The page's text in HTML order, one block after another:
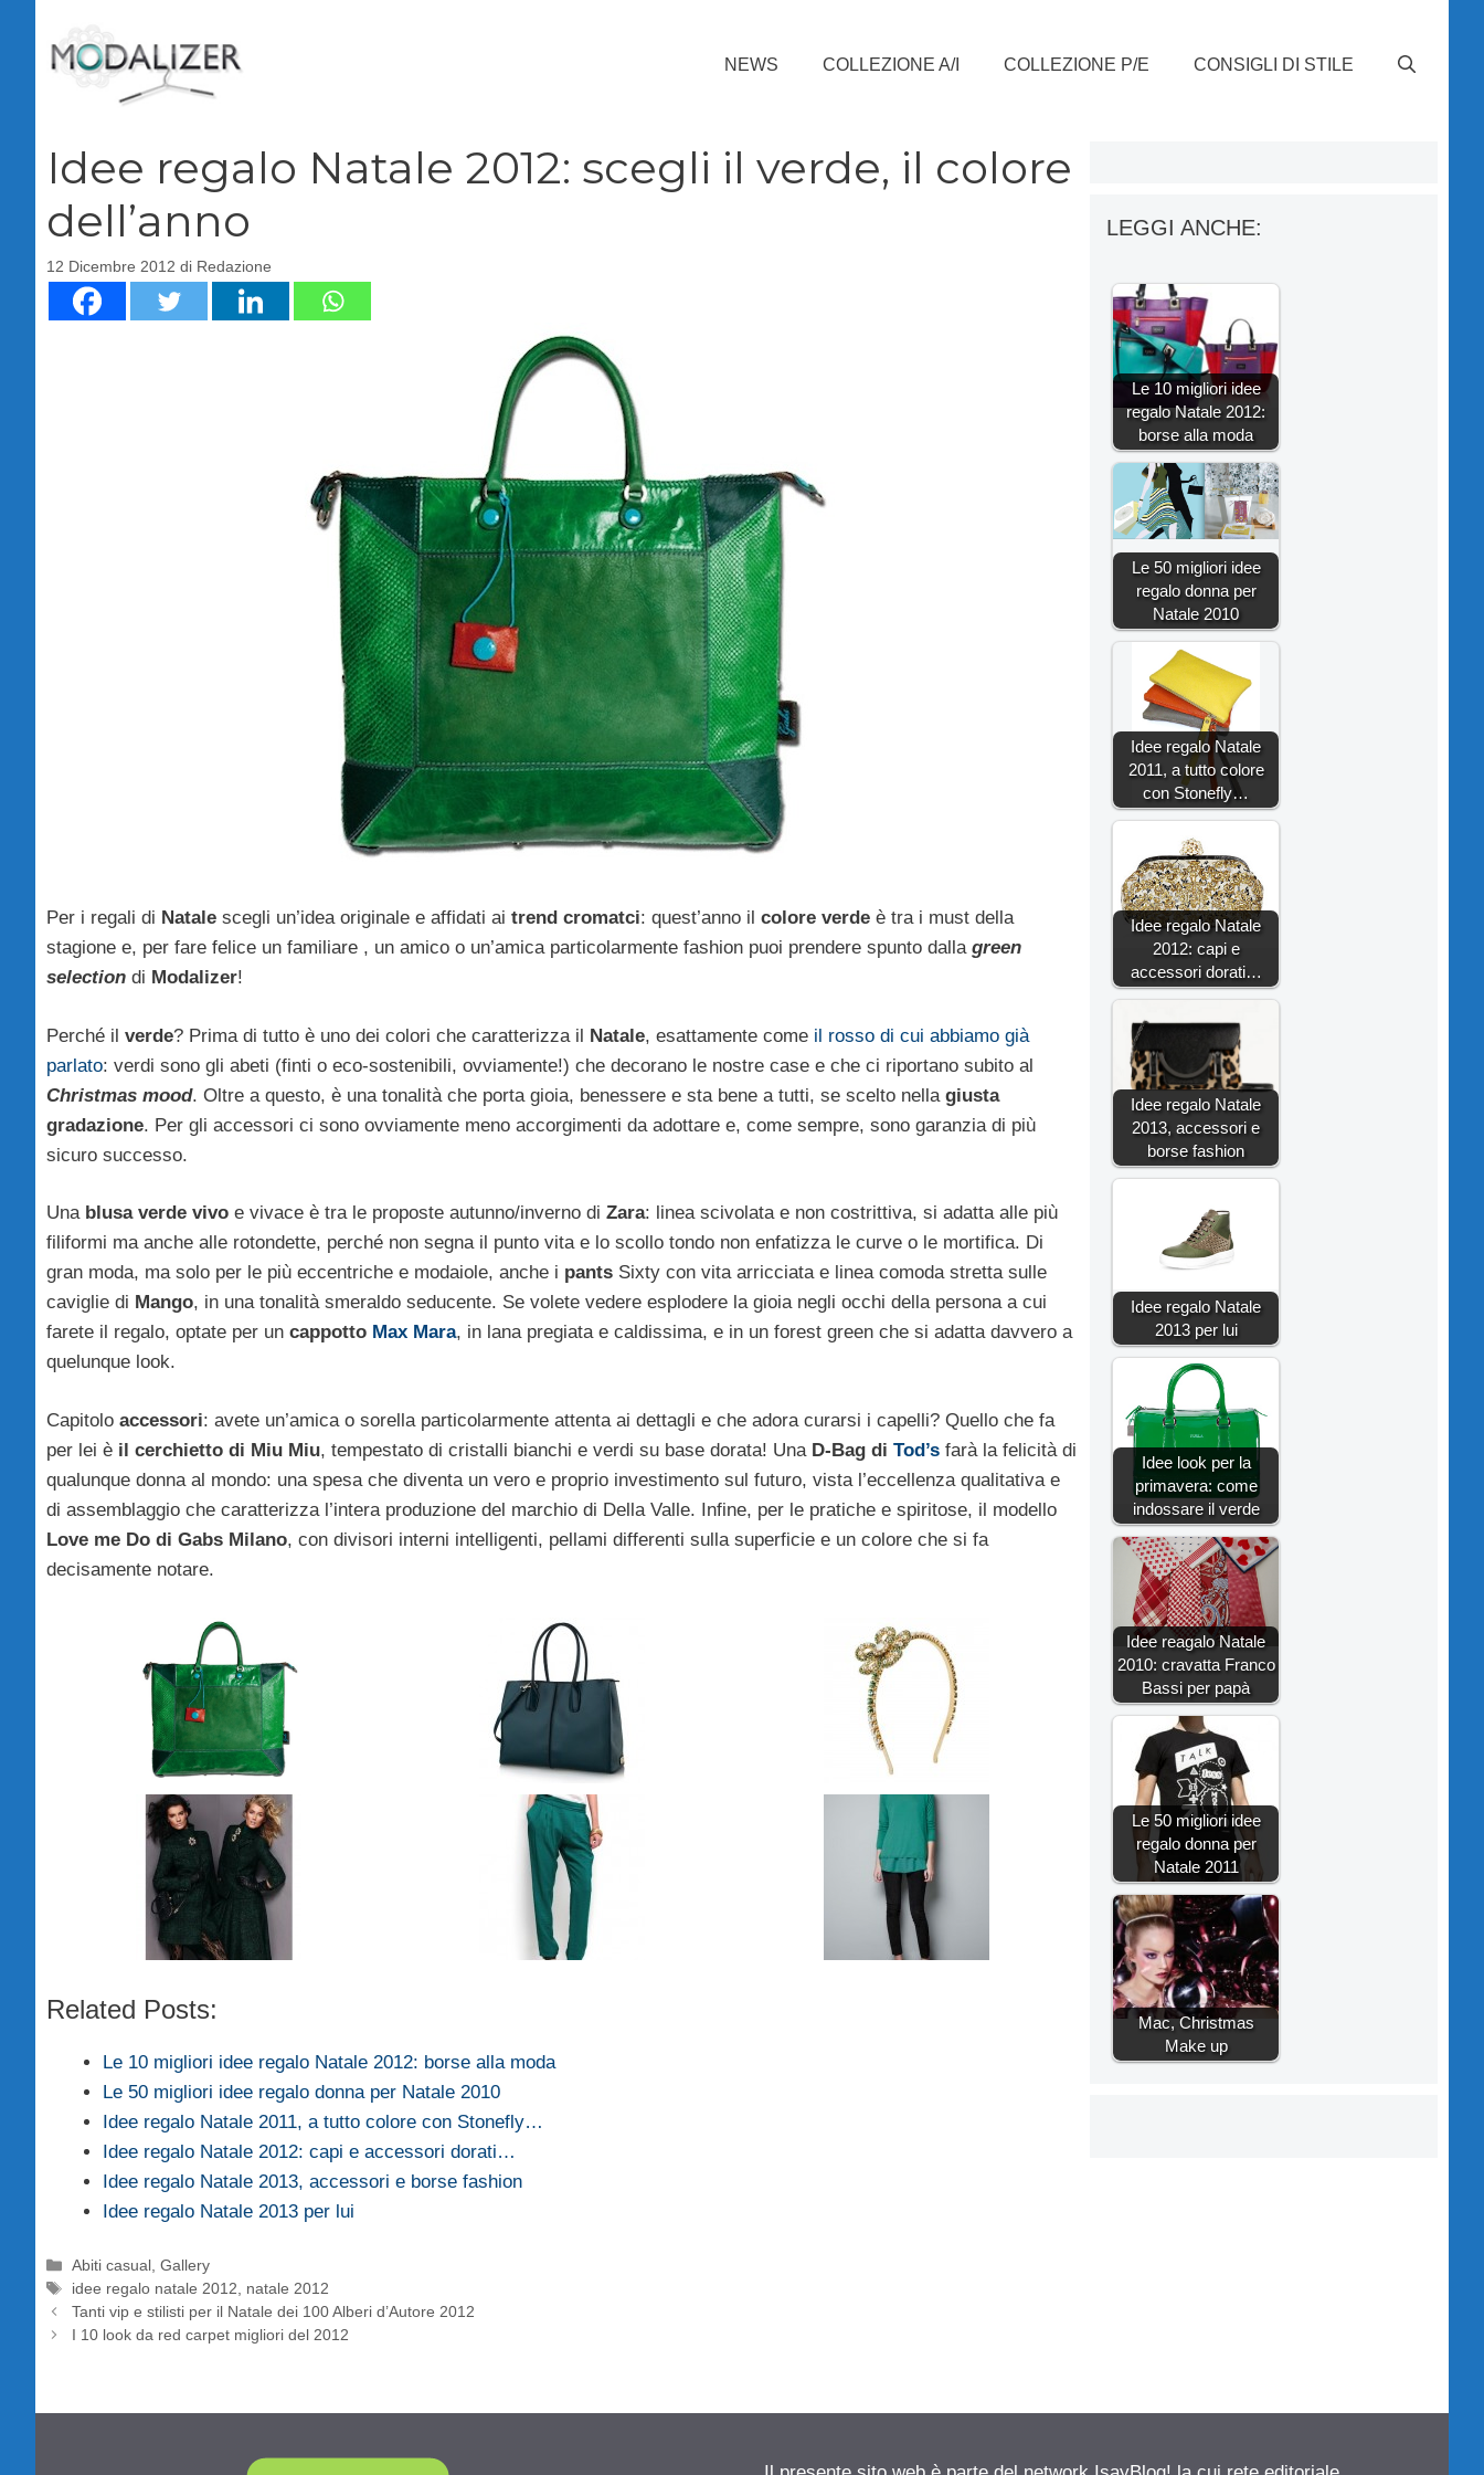
contenuto
NEWS COLLEZIONE A/I COLLEZIONE P/E CONSIGLI DI STILE
Idee regalo Natale 2012: scegli il verde, il colore
dell’anno
12 Dicembre 2012 di Redazione
Per i regali di Natale scegli un’idea originale e affidati ai trend cromatci: quest’anno il colore verde è tra i must della
stagione e, per fare felice un familiare , un amico o un’amica particolarmente fashion puoi prendere spunto dalla green
selection di Modalizer!
Perché il verde? Prima di tutto è uno dei colori che caratterizza il Natale, esattamente come il rosso di cui abbiamo già
parlato: verdi sono gli abeti (finti o eco-sostenibili, ovviamente!) che decorano le nostre case e che ci riportano subito al
Christmas mood. Oltre a questo, è una tonalità che porta gioia, benessere e sta bene a tutti, se scelto nella giusta
gradazione. Per gli accessori ci sono ovviamente meno accorgimenti da adottare e, come sempre, sono garanzia di più
sicuro successo.
Una blusa verde vivo e vivace è tra le proposte autunno/inverno di Zara: linea scivolata e non costrittiva, si adatta alle più
filiformi ma anche alle rotondette, perché non segna il punto vita e lo scollo tondo non enfatizza le curve o le mortifica. Di
gran moda, ma solo per le più eccentriche e modaiole, anche i pants Sixty con vita arricciata e linea comoda stretta sulle
caviglie di Mango, in una tonalità smeraldo seducente. Se volete vedere esplodere la gioia negli occhi della persona a cui
farete il regalo, optate per un cappotto Max Mara, in lana pregiata e caldissima, e in un forest green che si adatta davvero a
quelunque look.
Capitolo accessori: avete un’amica o sorella particolarmente attenta ai dettagli e che adora curarsi i capelli? Quello che fa
per lei è il cerchietto di Miu Miu, tempestato di cristalli bianchi e verdi su base dorata! Una D-Bag di Tod’s farà la felicità di
qualunque donna al mondo: una spesa che diventa un vero e proprio investimento sul futuro, vista l’eccellenza qualitativa e
di assemblaggio che caratterizza l’intera produzione del marchio di Della Valle. Infine, per le pratiche e spiritose, il modello
Love me Do di Gabs Milano, con divisori interni intelligenti, pellami differenti sulla superficie e un colore che si fa
decisamente notare.
Related Posts:
Le 10 migliori idee regalo Natale 2012: borse alla moda
Le 50 migliori idee regalo donna per Natale 2010
Idee regalo Natale 2011, a tutto colore con Stonefly…
Idee regalo Natale 2012: capi e accessori dorati…
Idee regalo Natale 2013, accessori e borse fashion
Idee regalo Natale 2013 per lui
Categorie
Abiti casual,Gallery
Tag
idee regalo natale 2012, natale 2012
Tanti vip e stilisti per il Natale dei 100 Alberi d’Autore 2012
I 10 look da red carpet migliori del 2012
LEGGI ANCHE:
Le 10 migliori idee
regalo Natale 2012:
borse alla moda
Le 50 migliori idee
regalo donna per
Natale 2010
Idee regalo Natale
2011, a tutto colore
con Stonefly…
Idee regalo Natale
2012: capi e
accessori dorati…
Idee regalo Natale
2013, accessori e
borse fashion
Idee regalo Natale
2013 per lui
Idee look per la
primavera: come
indossare il verde
Idee reagalo Natale
2010: cravatta Franco
Bassi per papà
Le 50 migliori idee
regalo donna per
Natale 2011
Mac, Christmas
Make up